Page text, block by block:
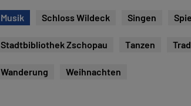
Musik Schloss Wildeck Singen
Stadtbibliothek Zschopau Tanzen
Wanderung Weihnachten